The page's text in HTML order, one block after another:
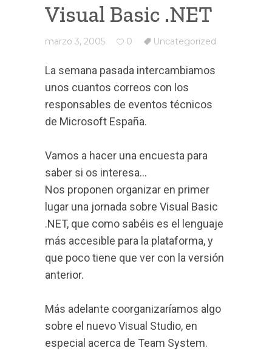
Visual Basic .NET
marzo 3, 2005 0 Uncategorized
La semana pasada intercambiamos
unos cuantos correos con los
responsables de eventos técnicos
de Microsoft España.
Vamos a hacer una encuesta para
saber si os interesa...
Nos proponen organizar en primer
lugar una jornada sobre Visual Basic
.NET, que como sabéis es el lenguaje
más accesible para la plataforma, y
que poco tiene que ver con la versión
anterior.
Más adelante coorganizaríamos algo
sobre el nuevo Visual Studio, en
especial acerca de Team System.